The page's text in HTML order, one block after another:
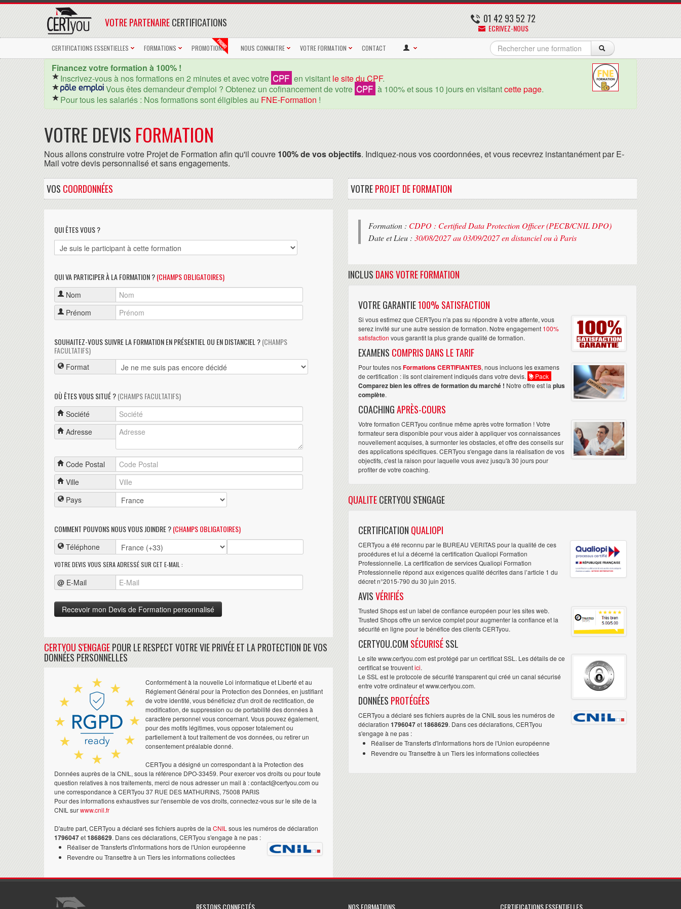
01 42 93 52 72
ECRIVEZ-NOUS
VOTRE PARTENAIRECERTIFICATIONS
CERTIFICATIONS ESSENTIELLES FORMATIONS PROMOTIONS NOUS CONNAITRE VOTRE FORMATION CONTACT
Financez votre formation à 100% !
Inscrivez-vous à nos formations en 2 minutes et avec votre CPF en visitant le site du CPF.
Vous êtes demandeur d'emploi ? Obtenez un cofinancement de votre CPF à 100% et sous 10 jours en visitantcette page.
Pour tous les salariés : Nos formations sont éligibles au FNE-Formation !
VOTRE DEVIS FORMATION
Nous allons construire votre Projet de Formation afin qu'il couvre 100% de vos objectifs. Indiquez-nous vos coordonnées, et vous recevrez instantanément par E-
Mail votre devis personnalisé et sans engagements.
VOS COORDONNÉES
QUI ÊTES VOUS ?
QUI VA PARTICIPER À LA FORMATION ?(CHAMPS OBLIGATOIRES)
Nom
Prénom
SOUHAITEZ-VOUS SUIVRE LA FORMATION EN PRÉSENTIEL OU EN DISTANCIEL ?(CHAMPS
FACULTATIFS)
Format
OÙ ÊTES VOUS SITUÉ ?(CHAMPS FACULTATIFS)
Société
Adresse
Code Postal
Ville
Pays
COMMENT POUVONS NOUS VOUS JOINDRE ?(CHAMPS OBLIGATOIRES)
Téléphone
VOTRE DEVIS VOUS SERA ADRESSÉ SUR CET E-MAIL :
@ E-Mail
CERTYOU S'ENGAGEPOUR LE RESPECT VOTRE VIE PRIVÉE ET LA PROTECTION DE VOS
DONNÉES PERSONNELLES
Conformément à la nouvelle Loi informatique et Liberté et au
Réglement Général pour la Protection des Données, en justifiant
de votre identité, vous bénéficiez d'un droit de rectification, de
modification, de suppression ou de portabilité des données à
caractère personnel vous concernant. Vous pouvez également,
pour des motifs légitimes, vous opposer totalement ou
partiellement à tout traitement de vos données, ou retirer un
consentement préalable donné.
CERTyou a désigné un correspondant à la Protection des
Données auprès de la CNIL, sous la référence DPO-33459. Pour exercer vos droits ou pour toute
question relatives à nos traitements, merci de nous adresser un mail à : contact@certyou.com ou
une correspondance à CERTyou 37 RUE DES MATHURINS, 75008 PARIS
Pour des informations exhaustives sur l'ensemble de vos droits, connectez-vous sur le site de la
CNIL surwww.cnil.fr
D'autre part, CERTyou a déclaré ses fichiers auprès de la CNIL sous les numéros de déclaration
1796047et1868629. Dans ces déclarations, CERTyou s'engage à ne pas :
Réaliser de Transferts d'informations hors de l'Union européenne
Revendre ou Transettre à un Tiers les informations collectées
VOTREPROJET DE FORMATION
Formation : CDPO : Certified Data Protection Officer (PECB/CNIL DPO)
Date et Lieu : 30/08/2027 au 03/09/2027 en distanciel ou à Paris
INCLUS DANS VOTRE FORMATION
VOTRE GARANTIE100% SATISFACTION
Si vous estimez que CERTyou n'a pas su répondre à votre attente, vous
serez invité sur une autre session de formation. Notre engagement 100%
satisfaction vous garantit la plus grande qualité de formation.
EXAMENS COMPRIS DANS LE TARIF
Pour toutes nosFormations CERTIFIANTES, nous incluons les examens
de certification : ils sont clairement indiqués dans votre devis.
Pack
Comparez bien les offres de formation du marché ! Notre offre est la plus
complète.
COACHINGAPRÈS-COURS
Votre formation CERTyou continue même après votre formation ! Votre
formateur sera disponible pour vous aider à appliquer vos connaissances
nouvellement acquises, à surmonter les obstacles, et offre des conseils sur
des applications spécifiques. CERTyou s'engage dans la réalisation de vos
objectifs, c'est la raison pour laquelle vous avez jusqu'à 30 jours pour
profiter de votre coaching.
QUALITECERTYOU S'ENGAGE
CERTIFICATION QUALIOPI
CERTyou a été reconnu par le BUREAU VERITAS pour la qualité de ces
procédures et lui a décerné la certification Qualiopi Formation
Professionnelle. La certification de services Qualiopi Formation
Professionnelle répond aux exigences qualité décrites dans l’article 1 du
décret n°2015-790 du 30 juin 2015.
AVISVÉRIFIÉS
Trusted Shops est un label de confiance européen pour les sites web.
Trusted Shops offre un service complet pour augmenter la confiance et la
sécurité en ligne pour le bénéfice des clients CERTyou.
CERTYOU.COM SÉCURISÉSSL
Le site www.certyou.com est protégé par un certificat SSL. Les détails de ce
certificat se trouventici.
Le SSL est le protocole de sécurité transparent qui créé un canal sécurisé
entre votre ordinateur et www.certyou.com.
DONNÉES PROTÉGÉES
CERTyou a déclaré ses fichiers auprès de la CNIL sous les numéros de
déclaration 1796047et1868629. Dans ces déclarations, CERTyou
s'engage à ne pas :
Réaliser de Transferts d'informations hors de l'Union européenne
Revendre ou Transettre à un Tiers les informations collectées
RESTONS CONNECTÉS NOS FORMATIONS CERTIFICATIONS ESSENTIELLES